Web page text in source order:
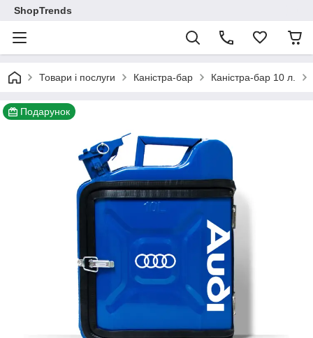
ShopTrends
Товари і послуги Каністра-бар Каністра-бар 10 л.
Подарунок